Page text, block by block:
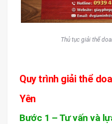
Thủ tục giải thể
Quy trình giải thể
Yên
Bước 1 – Tư vấn và